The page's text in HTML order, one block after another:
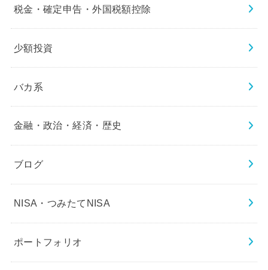
税金・確定申告・外国税額控除
少額投資
バカ系
金融・政治・経済・歴史
ブログ
NISA・つみたてNISA
ポートフォリオ